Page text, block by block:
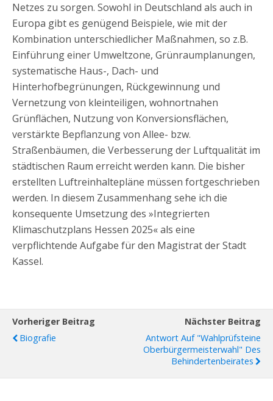
Netzes zu sorgen. Sowohl in Deutschland als auch in
Europa gibt es genügend Beispiele, wie mit der
Kombination unterschiedlicher Maßnahmen, so z.B.
Einführung einer Umweltzone, Grünraumplanungen,
systematische Haus-, Dach- und
Hinterhofbegrünungen, Rückgewinnung und
Vernetzung von kleinteiligen, wohnortnahen
Grünflächen, Nutzung von Konversionsflächen,
verstärkte Bepflanzung von Allee- bzw.
Straßenbäumen, die Verbesserung der Luftqualität im
städtischen Raum erreicht werden kann. Die bisher
erstellten Luftreinhaltepläne müssen fortgeschrieben
werden. In diesem Zusammenhang sehe ich die
konsequente Umsetzung des »Integrierten
Klimaschutzplans Hessen 2025« als eine
verpflichtende Aufgabe für den Magistrat der Stadt
Kassel.
Vorheriger Beitrag
Biografie
Nächster Beitrag
Antwort Auf "Wahlprüfsteine
Oberbürgermeisterwahl" Des
Behindertenbeirates